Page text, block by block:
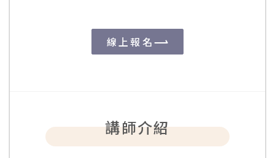
線上報名
講師介紹